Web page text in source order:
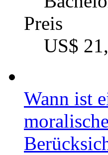
Preis
US$
Wann ist